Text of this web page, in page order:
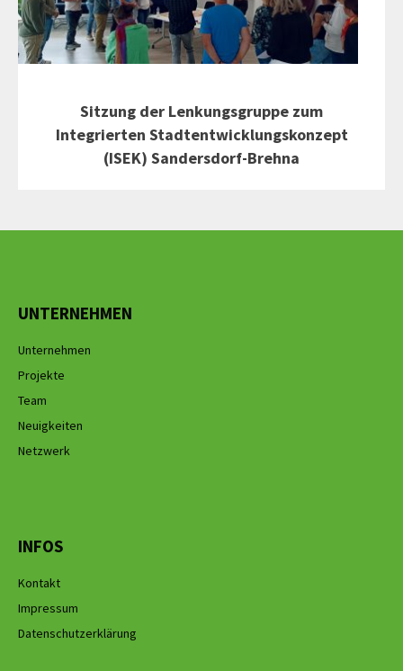
Sitzung der Lenkungsgruppe zum
Integrierten Stadtentwicklungskonzept
(ISEK) Sandersdorf-Brehna
UNTERNEHMEN
Unternehmen
Projekte
Team
Neuigkeiten
Netzwerk
INFOS
Kontakt
Impressum
Datenschutzerklärung